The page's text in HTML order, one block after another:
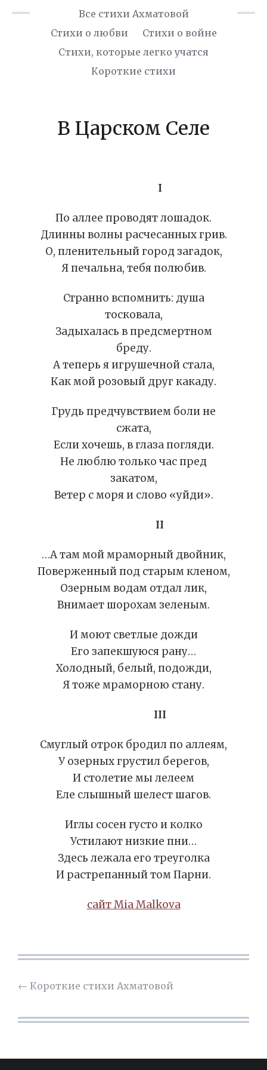
Все стихи Ахматовой
Стихи о любви
Стихи о войне
Cтихи, которые легко учатся
Короткие стихи
В Царском Селе
I
По аллее проводят лошадок.
Длинны волны расчесанных грив.
О, пленительный город загадок,
Я печальна, тебя полюбив.
Странно вспомнить: душа
тосковала,
Задыхалась в предсмертном
бреду.
А теперь я игрушечной стала,
Как мой розовый друг какаду.
Грудь предчувствием боли не
сжата,
Если хочешь, в глаза погляди.
Не люблю только час пред
закатом,
Ветер с моря и слово «уйди».
II
…А там мой мраморный двойник,
Поверженный под старым кленом,
Озерным водам отдал лик,
Внимает шорохам зеленым.
И моют светлые дожди
Его запекшуюся рану…
Холодный, белый, подожди,
Я тоже мраморною стану.
III
Смуглый отрок бродил по аллеям,
У озерных грустил берегов,
И столетие мы лелеем
Еле слышный шелест шагов.
Иглы сосен густо и колко
Устилают низкие пни…
Здесь лежала его треуголка
И растрепанный том Парни.
сайт Mia Malkova
← Короткие стихи Ахматовой